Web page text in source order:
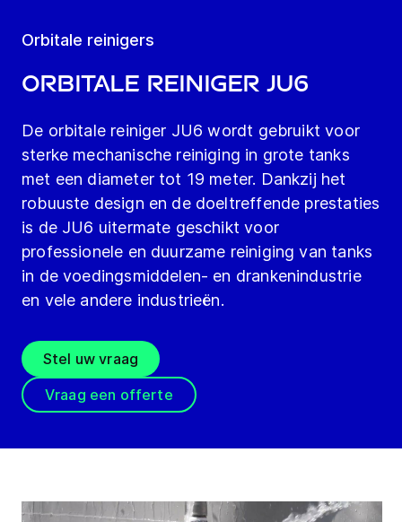
Orbitale reinigers
Orbitale reiniger JU6
De orbitale reiniger JU6 wordt gebruikt voor
sterke mechanische reiniging in grote tanks
met een diameter tot 19 meter. Dankzij het
robuuste design en de doeltreffende prestaties
is de JU6 uitermate geschikt voor
professionele en duurzame reiniging van tanks
in de voedingsmiddelen- en drankenindustrie
en vele andere industrieën.
Stel uw vraag
Vraag een offerte